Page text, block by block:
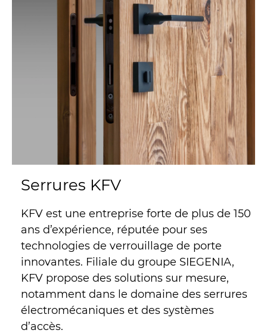
Serrures KFV
KFV est une entreprise forte de plus de 150
ans d’expérience, réputée pour ses
technologies de verrouillage de porte
innovantes. Filiale du groupe SIEGENIA,
KFV propose des solutions sur mesure,
notamment dans le domaine des serrures
électromécaniques et des systèmes
d’accès.